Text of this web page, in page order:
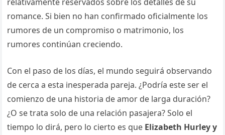
romance. Si bien no han confirmado oficialmente los
rumores de un compromiso o matrimonio, los
rumores continúan creciendo.
Con el paso de los días, el mundo seguirá observando
de cerca a esta inesperada pareja. ¿Podría este ser el
comienzo de una historia de amor de larga duración?
¿O se trata solo de una relación pasajera? Solo el
tiempo lo dirá, pero lo cierto es que Elizabeth Hurley y